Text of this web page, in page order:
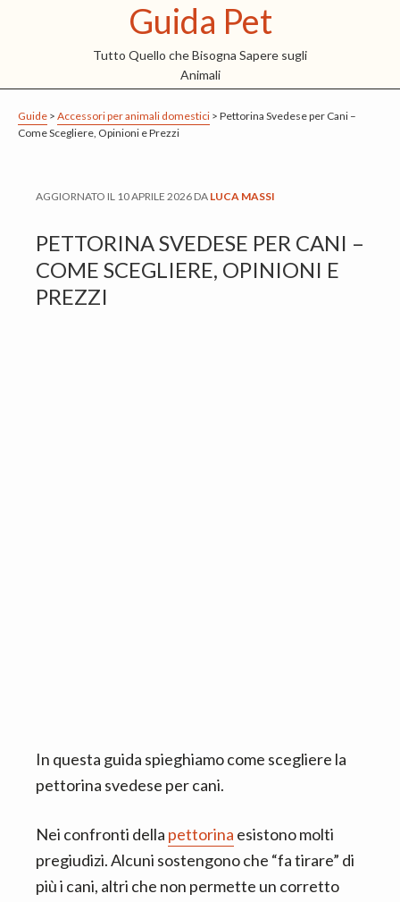
p
t
o
a
n
c
o
p
t
o
r
m
a
r
p
t
o
o
t
e
r
Guida Pet
Tutto Quello che Bisogna Sapere sugli
Animali
Guide > Accessori per animali domestici > Pettorina Svedese per Cani –
Come Scegliere, Opinioni e Prezzi
AGGIORNATO IL 10 APRILE 2026 DA LUCA MASSI
PETTORINA SVEDESE PER CANI –
COME SCEGLIERE, OPINIONI E
PREZZI
In questa guida spieghiamo come scegliere la
pettorina svedese per cani.
Nei confronti della pettorina esistono molti
pregiudizi. Alcuni sostengono che “fa tirare” di
più i cani, altri che non permette un corretto